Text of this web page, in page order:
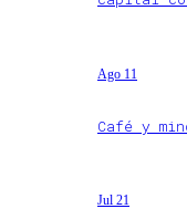
Ago 11
Café y
Jul 21